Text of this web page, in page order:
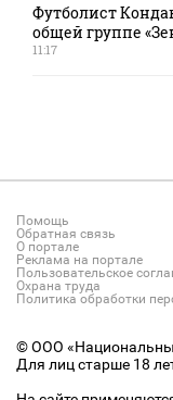
Футболист
общей группе
11:17
Помощь
Обратная связь
О портале
Реклама на портале
Пользовательское
Охрана труда
Политика обработки
© ООО
Для лиц старше 18